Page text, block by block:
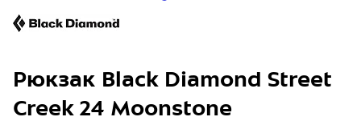
Рюкзак Black Diamond Street
Creek 24 Moonstone